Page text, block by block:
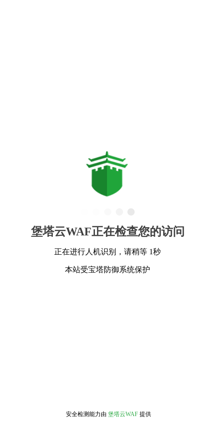
堡塔云WAF正在检查您的访问
正在进行人机识别，请稍等 1秒
本站受宝塔防御系统保护
安全检测能力由 堡塔云WAF 提供